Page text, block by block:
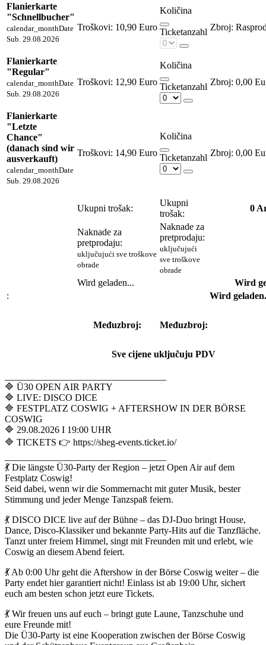
Flanierkarte
"Schnellbucher"
calendar_monthDate
Sub. 29.08.2026
Troškovi: 10,90 Euro
Količina
Ticketanzahl
Flanierkarte
"Regular"
calendar_monthDate
Sub. 29.08.2026
Troškovi: 12,90 Euro
Količina
Ticketanzahl 0,00
Flanierkarte
"Letzte
Chance"
(danach sind wir
ausverkauft)
calendar_monthDate
Sub. 29.08.2026
Troškovi: 14,90 Euro
Količina
Ticketanzahl 0,00
Ukupni trošak:
Ukupni
trošak:
0
Naknade za
pretprodaju:
uključujući sve troškove
obrade
Naknade za
pretprodaju:
uključujući
sve troškove
obrade
Wird geladen...
Wird
:
Wird
Međuzbroj: Međuzbroj:
Sve cijene uključuju PDV
🔷 Ü30 OPEN AIR PARTY
🔷 LIVE: DISCO DICE
🔷 FESTPLATZ COSWIG + AFTERSHOW IN DER BÖRSE
COSWIG
🔷 29.08.2026 I 19:00 UHR
🔷 TICKETS 👉 https://sheg-events.ticket.io/
💃 Die längste Ü30-Party der Region – jetzt Open Air auf dem
Festplatz Coswig!
Seid dabei, wenn wir die Sommernacht mit guter Musik, bester
Stimmung und jeder Menge Tanzspaß feiern.
💃 DISCO DICE live auf der Bühne – das DJ-Duo bringt House,
Dance, Disco-Klassiker und bekannte Party-Hits auf die Tanzfläche.
Tanzt unter freiem Himmel, singt mit Freunden mit und erlebt, wie
Coswig an diesem Abend feiert.
💃 Ab 0:00 Uhr geht die Aftershow in der Börse Coswig weiter – die
Party endet hier garantiert nicht! Einlass ist ab 19:00 Uhr, sichert
euch am besten schon jetzt eure Tickets.
💃 Wir freuen uns auf euch – bringt gute Laune, Tanzschuhe und
eure Freunde mit!
Die Ü30-Party ist eine Kooperation zwischen der Börse Coswig